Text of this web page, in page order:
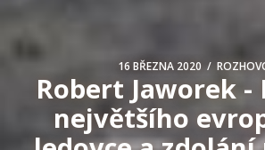
16 BŘEZNA 2020 /
Robert Jaworek -
největšího